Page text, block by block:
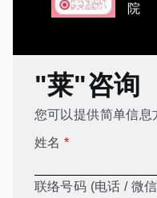
院
"莱"咨询
您可以提供简单信息
姓名 *
联络号码 (电话 / 微